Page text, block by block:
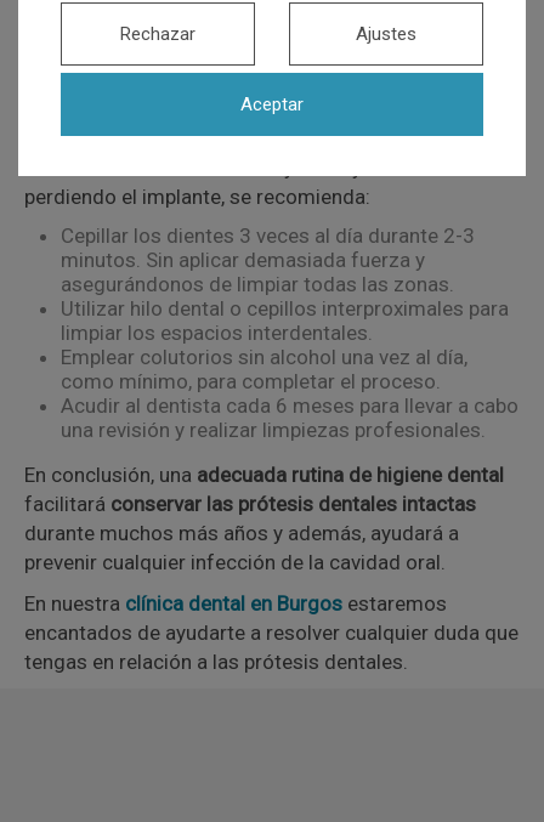
fijas, acumulan más restos de alimentos entre estos
dientes, ya que la encía se ha contraído con la
del diente naturaly se ha creado una pequeña
Para evitar contraer enfermedades periodontalescon
perdiendo el implante, se recomienda:
Cepillar los dientes 3 veces al día durante 2-3
minutos. Sin aplicar demasiada fuerza y
asegurándonos de limpiar todas las zonas.
Utilizar hilo dental o cepillos interproximales para
limpiar los espacios interdentales.
Emplear colutorios sin alcohol una vez al día,
como mínimo, para completar el proceso.
Acudir al dentista cada 6 meses para llevar a cabo
una revisión y realizar limpiezas profesionales.
En conclusión, una adecuada rutina de higiene dental
facilitará conservar las prótesis dentales intactas
durante muchos más años y además, ayudará a
prevenir cualquier infección de la cavidad oral.
En nuestra clínica dental en Burgos estaremos
encantados de ayudarte a resolver cualquier duda que
tengas en relación a las prótesis dentales.
Aceptar
Rechazar Ajustes